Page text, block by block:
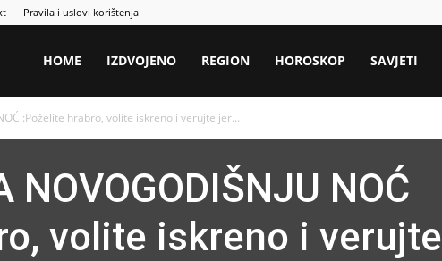
Pravila i uslovi korištenja
HOME IZDVOJENO REGION HOROSKOP SAVJETI
:Poželite hrabro, volite iskreno i verujte jer...
NOVOGODIŠNJU NOĆ
volite iskreno i verujte